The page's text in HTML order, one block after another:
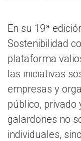
En su 19ª
Sostenibilidad
plataforma
las iniciativas
empresas y
público, privado
galardones no
individuales,